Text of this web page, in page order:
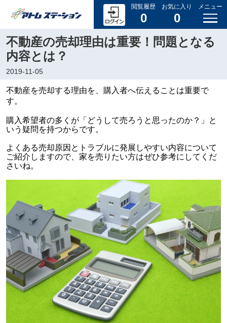
閲覧履歴
0
お気に入り
0
メニュー
不動産の売却理由は重要！問題となる
内容とは？
2019-11-05
不動産を売却する理由を、購入者へ伝えることは重要で
す。
購入希望者の多くが「どうして売ろうと思ったのか？」と
いう疑問を持つからです。
よくある売却原因とトラブルに発展しやすい内容について
ご紹介しますので、家を売りたい方はぜひ参考にしてくだ
さいね。